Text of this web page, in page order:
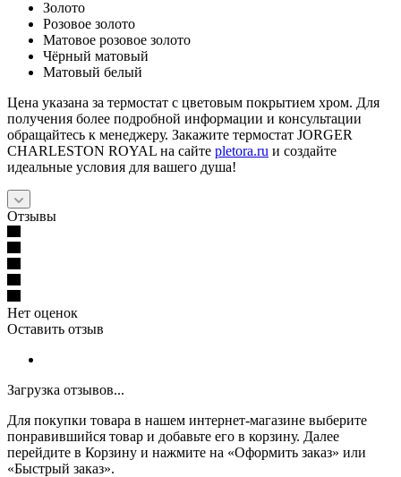
Золото
Розовое золото
Матовое розовое золото
Чёрный матовый
Матовый белый
Цена указана за термостат с цветовым покрытием хром. Для
получения более подробной информации и консультации
обращайтесь к менеджеру. Закажите термостат JORGER
CHARLESTON ROYAL на сайте pletora.ru и создайте
идеальные условия для вашего душа!
Отзывы
Нет оценок
Оставить отзыв
Загрузка отзывов...
Для покупки товара в нашем интернет-магазине выберите
понравившийся товар и добавьте его в корзину. Далее
перейдите в Корзину и нажмите на «Оформить заказ» или
«Быстрый заказ».